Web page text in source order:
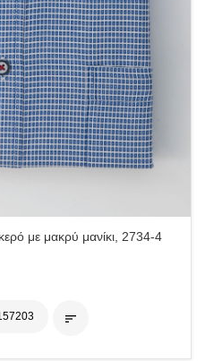
με μακρύ μανίκι, 2734-4
